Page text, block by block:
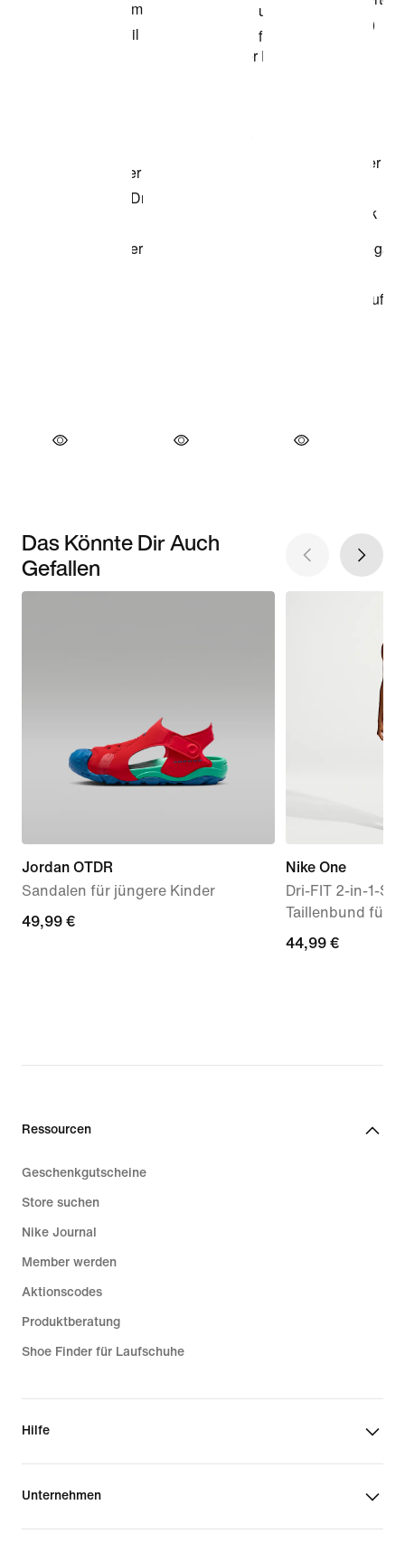
Das Könnte Dir Auch
Gefallen
Jordan OTDR
Sandalen für jüngere Kinder
49,99 €
49,99 €
Nike One
Dri-FIT 2-in-1-
Taillenbund für
44,99 €
44,99 €
Ressourcen
Geschenkgutscheine
Store suchen
Nike Journal
Member werden
Aktionscodes
Produktberatung
Shoe Finder für Laufschuhe
Hilfe
Unternehmen